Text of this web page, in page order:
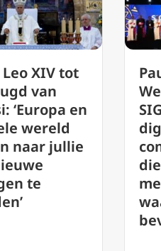
Paus tot
Wereldcongres
SIGNIS: Omarm
digitale
communicatie
waardigheid